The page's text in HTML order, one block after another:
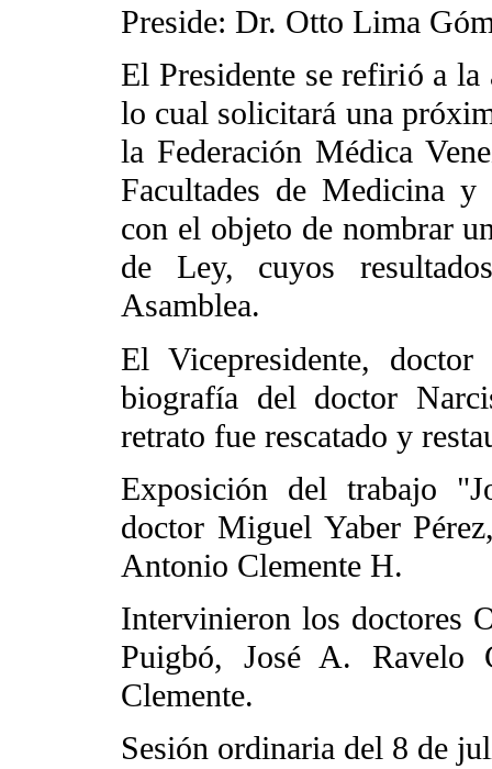
Preside: Dr. Otto Lima
El Presidente se refirió a
lo cual solicitará una
la Federación Médica
Facultades de Medicina
con el objeto de nombrar
de Ley, cuyos
Asamblea.
El Vicepresidente,
biografía del doctor
retrato fue rescatado y
Exposición del trabajo
doctor Miguel Yaber
Antonio Clemente H.
Intervinieron los doctores
Puigbó, José A. Ravelo
Clemente.
Sesión ordinaria del 8 de